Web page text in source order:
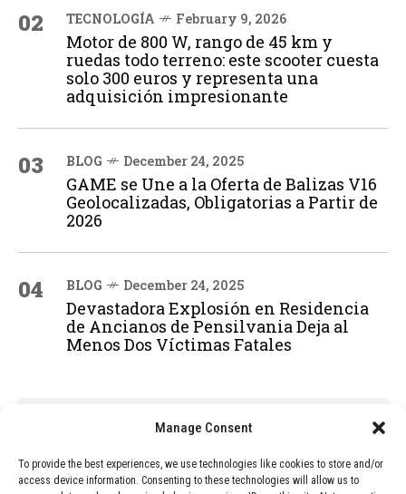
Manage Consent
To provide the best experiences, we use technologies like cookies to store and/or
access device information. Consenting to these technologies will allow us to
02 TECNOLOGÍA February 9, 2026
Motor de 800 W, rango de 45 km y
ruedas todo terreno: este scooter cuesta
solo 300 euros y representa una
adquisición impresionante
03 BLOG December 24, 2025
GAME se Une a la Oferta de Balizas V16
Geolocalizadas, Obligatorias a Partir de
2026
04 BLOG December 24, 2025
Devastadora Explosión en Residencia
de Ancianos de Pensilvania Deja al
Menos Dos Víctimas Fatales